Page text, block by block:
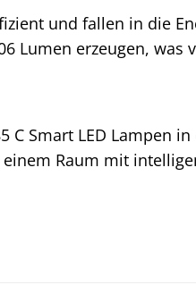
und fallen in die
Lumen erzeugen, was
C Smart LED Lampen
Raum mit